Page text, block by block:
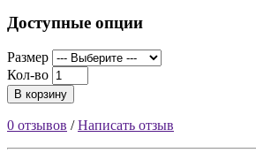
Доступные опции
Размер
Кол-во
В корзину
0 отзывов /Написать отзыв